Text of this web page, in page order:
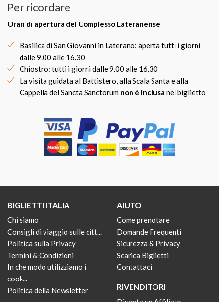
Per ricordare
Orari di apertura del Complesso Lateranense
Basilica di San Giovanni in Laterano: aperta tutti i giorni
dalle 9.00 alle 16.30
Chiostro: tutti i giorni dalle 9.00 alle 16.30
La visita guidata al Battistero, alla Scala Santa e alla
Cappella del Sancta Sanctorum non è inclusa nel biglietto
BIGLIETTI ITALIA
Chi siamo
Consigli di viaggio sulle citt...
Politica sulla Privacy
Termini & Condizioni
In che modo utilizziamo i
cook...
Politica della Newsletter
AIUTO
Come prenotare
Domande Frequenti
Sicurezza & Privacy
Scarica Biglietti
Contattaci
RIVENDITORI